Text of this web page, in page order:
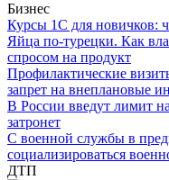
Бизнес
Курсы 1С для новичков:
Яйца по-турецки. Как
спросом на продукт
Профилактические
запрет на внеплановые
В России введут лимит
затронет
С военной службы в
социализироваться
ДТП